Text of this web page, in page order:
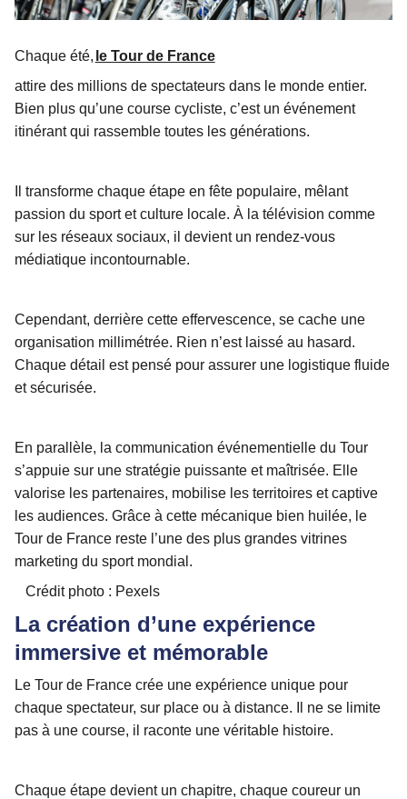
Chaque été, le Tour de France
attire des millions de spectateurs dans le monde entier.
Bien plus qu’une course cycliste, c’est un événement
itinérant qui rassemble toutes les générations.
Il transforme chaque étape en fête populaire, mêlant
passion du sport et culture locale. À la télévision comme
sur les réseaux sociaux, il devient un rendez-vous
médiatique incontournable.
Cependant, derrière cette effervescence, se cache une
organisation millimétrée. Rien n’est laissé au hasard.
Chaque détail est pensé pour assurer une logistique fluide
et sécurisée.
En parallèle, la communication événementielle du Tour
s’appuie sur une stratégie puissante et maîtrisée. Elle
valorise les partenaires, mobilise les territoires et captive
les audiences. Grâce à cette mécanique bien huilée, le
Tour de France reste l’une des plus grandes vitrines
marketing du sport mondial.
Crédit photo : Pexels
La création d’une expérience
immersive et mémorable
Le Tour de France crée une expérience unique pour
chaque spectateur, sur place ou à distance. Il ne se limite
pas à une course, il raconte une véritable histoire.
Chaque étape devient un chapitre, chaque coureur un